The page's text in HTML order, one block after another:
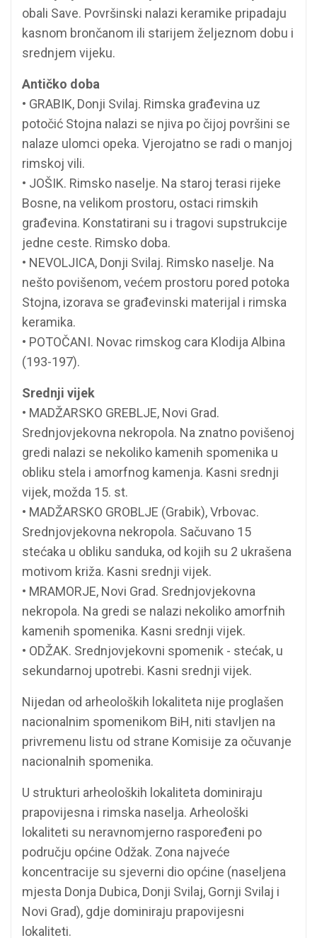
obali Save. Površinski nalazi keramike pripadaju
kasnom brončanom ili starijem željeznom dobu i
srednjem vijeku.
Antičko doba
• GRABIK, Donji Svilaj. Rimska građevina uz
potočić Stojna nalazi se njiva po čijoj površini se
nalaze ulomci opeka. Vjerojatno se radi o manjoj
rimskoj vili.
• JOŠIK. Rimsko naselje. Na staroj terasi rijeke
Bosne, na velikom prostoru, ostaci rimskih
građevina. Konstatirani su i tragovi supstrukcije
jedne ceste. Rimsko doba.
• NEVOLJICA, Donji Svilaj. Rimsko naselje. Na
nešto povišenom, većem prostoru pored potoka
Stojna, izorava se građevinski materijal i rimska
keramika.
• POTOČANI. Novac rimskog cara Klodija Albina
(193-197).
Srednji vijek
• MADŽARSKO GREBLJE, Novi Grad.
Srednjovjekovna nekropola. Na znatno povišenoj
gredi nalazi se nekoliko kamenih spomenika u
obliku stela i amorfnog kamenja. Kasni srednji
vijek, možda 15. st.
• MADŽARSKO GROBLJE (Grabik), Vrbovac.
Srednjovjekovna nekropola. Sačuvano 15
stećaka u obliku sanduka, od kojih su 2 ukrašena
motivom križa. Kasni srednji vijek.
• MRAMORJE, Novi Grad. Srednjovjekovna
nekropola. Na gredi se nalazi nekoliko amorfnih
kamenih spomenika. Kasni srednji vijek.
• ODŽAK. Srednjovjekovni spomenik - stećak, u
sekundarnoj upotrebi. Kasni srednji vijek.
Nijedan od arheoloških lokaliteta nije proglašen
nacionalnim spomenikom BiH, niti stavljen na
privremenu listu od strane Komisije za očuvanje
nacionalnih spomenika.
U strukturi arheoloških lokaliteta dominiraju
prapovijesna i rimska naselja. Arheološki
lokaliteti su neravnomjerno raspoređeni po
području općine Odžak. Zona najveće
koncentracije su sjeverni dio općine (naseljena
mjesta Donja Dubica, Donji Svilaj, Gornji Svilaj i
Novi Grad), gdje dominiraju prapovijesni
lokaliteti.